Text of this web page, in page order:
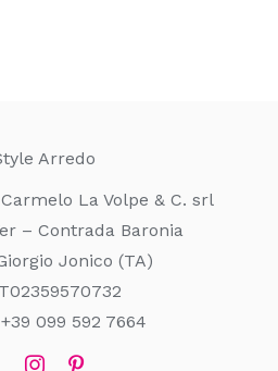
La Volpe & C. srl
– Contrada Baronia
Jonico (TA)
099 592 7664